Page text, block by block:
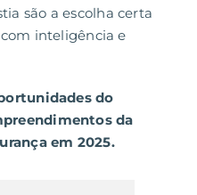
são a escolha certa
inteligência e
do
da
em 2025.